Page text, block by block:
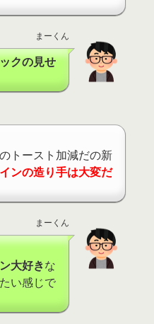
まーくん
クの見せ
トースト加減だの新
ンの造り手は大変だ
まーくん
大好きな
い感じで